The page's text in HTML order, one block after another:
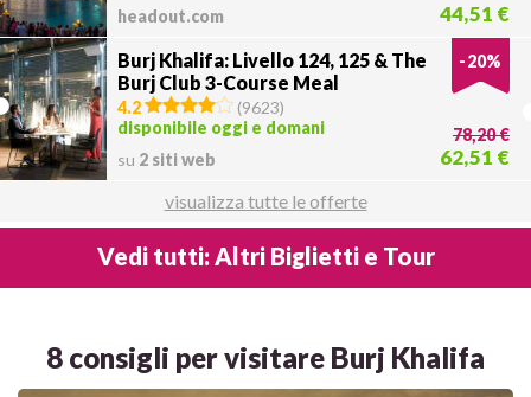
headout.com
44,51 €
Burj Khalifa: Livello 124, 125 & The
Burj Club 3-Course Meal
-20%
4.2 (9623)
disponibile oggi e domani
su 2 siti web
78,20 €
62,51 €
visualizza tutte le offerte
Vedi tutti: Altri Biglietti e Tour
8 consigli per visitare Burj Khalifa